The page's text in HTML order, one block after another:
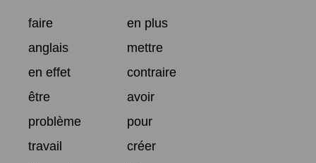
faire
en plus
anglais
mettre
en effet
contraire
être
avoir
problème
pour
travail
créer